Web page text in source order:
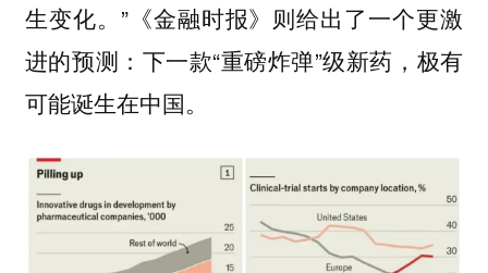
生变化。”《金融时报》则给出了一个更激
进的预测：下一款“重磅炸弹”级新药，极有
可能诞生在中国。